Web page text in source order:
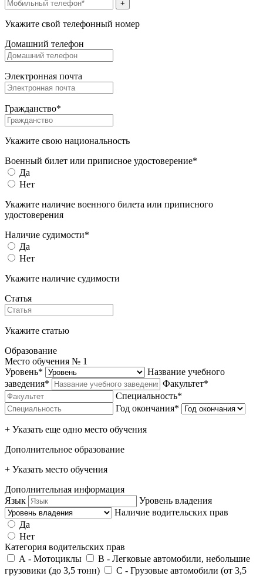
+
Укажите свой телефонный номер
Домашний телефон
Электронная почта
Гражданство*
Укажите свою национальность
Военный билет или приписное удостоверение*
Да
Нет
Укажите наличие военного билета или приписного
удостоверения
Наличие судимости*
Да
Нет
Укажите наличие судимости
Статья
Укажите статью
Образование
Место обучения № 1
Уровень*
Название учебного
заведения*
Факультет*
Специальность*
Год окончания*
+ Указать еще одно место обучения
Дополнительное образование
+ Указать место обучения
Дополнительная информация
Язык
Уровень владения
Наличие водительских прав
Да
Нет
Категория водительских прав
А - Мотоциклы
В - Легковые автомобили, небольшие
грузовики (до 3,5 тонн)
С - Грузовые автомобили (от 3,5